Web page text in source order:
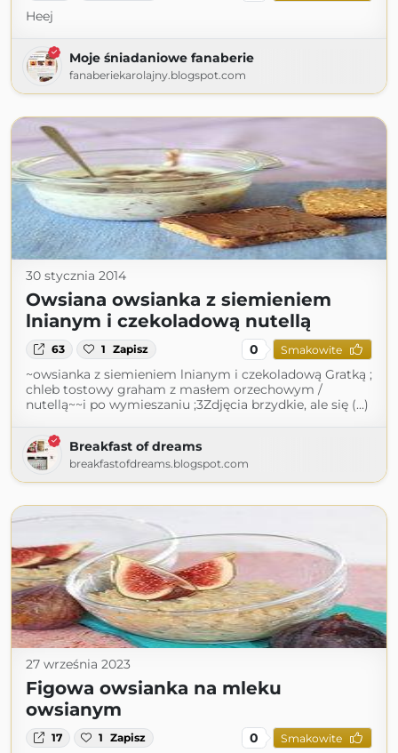
Heej
Moje śniadaniowe fanaberie
fanaberiekarolajny.blogspot.com
30 stycznia 2014
Owsiana owsianka z siemieniem
lnianym i czekoladową nutellą
63 1 Zapisz 0 Smakowite
~owsianka z siemieniem lnianym i czekoladową Gratką ;
chleb tostowy graham z masłem orzechowym /
nutellą~~i po wymieszaniu ;3Zdjęcia brzydkie, ale się (...)
Breakfast of dreams
breakfastofdreams.blogspot.com
27 września 2023
Figowa owsianka na mleku
owsianym
17 1 Zapisz 0 Smakowite